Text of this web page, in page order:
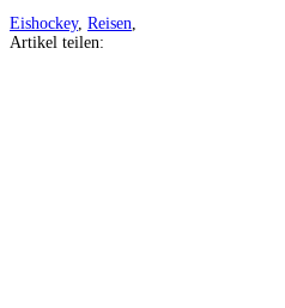
Eishockey, Reisen
Artikel teilen: